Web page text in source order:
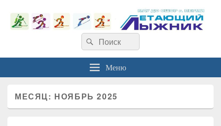
Найти:Поиск
Меню
МЕСЯЦ: НОЯБРЬ 2025